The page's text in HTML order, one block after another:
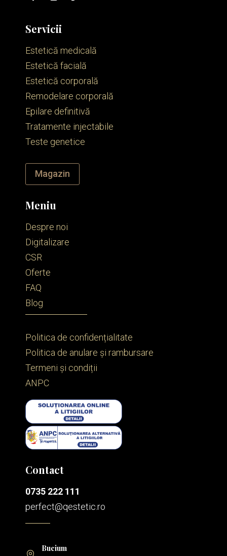
Servicii
Estetică medicală
Estetică facială
Estetică corporală
Remodelare corporală
Epilare definitivă
Tratamente injectabile
Teste genetice
Magazin
Meniu
Despre noi
Digitalizare
CSR
Oferte
FAQ
Blog
Politica de confidențialitate
Politica de anulare și rambursare
Termeni și condiții
ANPC
Contact
0735 222 111
perfect@qestetic.ro
Bucium